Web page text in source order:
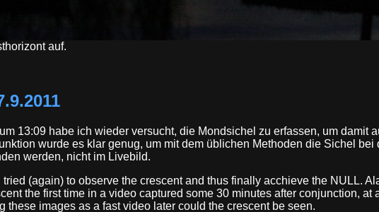
auf.
13:09 habe ich wieder versucht, die Mondsichel zu erfassen, um damit
wurde es klar genug, um mit dem üblichen Methoden die Sichel
werden, nicht im Livebild.
(again) to observe the crescent and thus finally acchieve the NULL.
the first time in a video captured some 30 minutes after conjunction,
images as a fast video later could the crescent be seen.